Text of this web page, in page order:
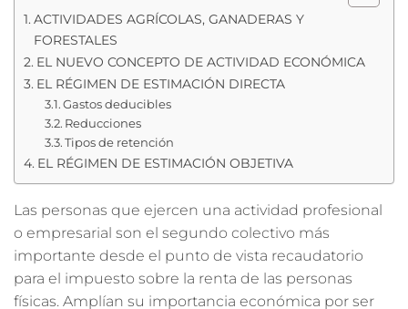
ACTIVIDADES AGRÍCOLAS, GANADERAS Y
FORESTALES
EL NUEVO CONCEPTO DE ACTIVIDAD ECONÓMICA
EL RÉGIMEN DE ESTIMACIÓN DIRECTA
Gastos deducibles
Reducciones
Tipos de retención
EL RÉGIMEN DE ESTIMACIÓN OBJETIVA
Las personas que ejercen una actividad profesional
o empresarial son el segundo colectivo más
importante desde el punto de vista recaudatorio
para el impuesto sobre la renta de las personas
físicas. Amplían su importancia económica por ser